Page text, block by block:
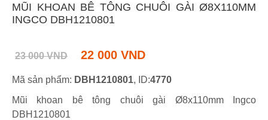
MŨI KHOAN BÊ TÔNG CHUÔI GÀI Ø8X110MM
INGCO DBH1210801
23 000 VND 22 000 VND
Mã sản phẩm: DBH1210801, ID:4770
Mũi khoan bê tông chuôi gài Ø8x110mm Ingco
DBH1210801